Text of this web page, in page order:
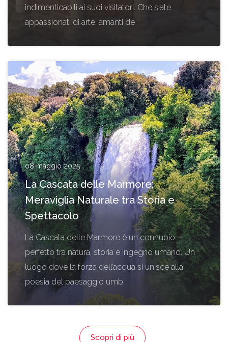
indimenticabili ai suoi visitatori. Che siate
appassionati di arte, amanti de
08 maggio 2025
La Cascata delle Marmore:
Meraviglia Naturale tra Storia e
Spettacolo
La Cascata delle Marmore è un connubio
perfetto tra natura, storia e ingegno umano. Un
luogo dove la forza dell’acqua si unisce alla
poesia del paesaggio umb
Scopri di più